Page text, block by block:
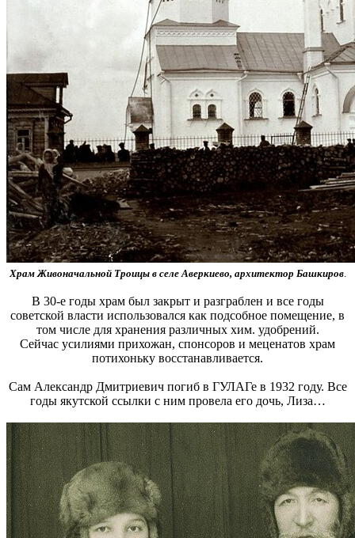
Храм Живоначальной Троицы в селе Аверкиево, архитектор Башкиров.
В 30-е годы храм был закрыт и разграблен и все годы
советской власти использовался как подсобное помещение, в
том числе для хранения различных хим. удобрений.
Сейчас усилиями прихожан, спонсоров и меценатов храм
потихоньку восстанавливается.
Сам Александр Дмитриевич погиб в ГУЛАГе в 1932 году. Все
годы якутской ссылки с ним провела его дочь, Лиза…